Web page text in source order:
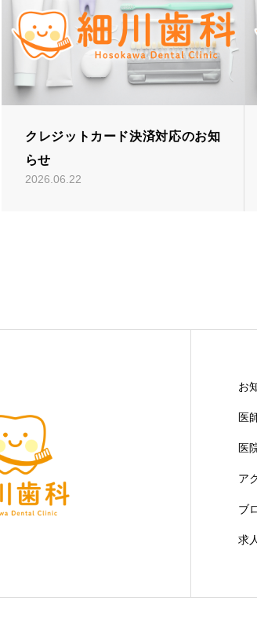
クレジットカード決済対応のお知
らせ
2026.06.22
お
医
医
ア
ブ
求